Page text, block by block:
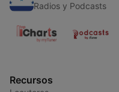
Radios y Podcasts
Recursos